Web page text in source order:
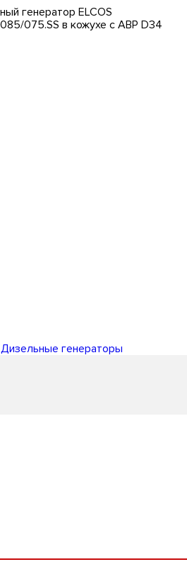
Дизельные генераторы